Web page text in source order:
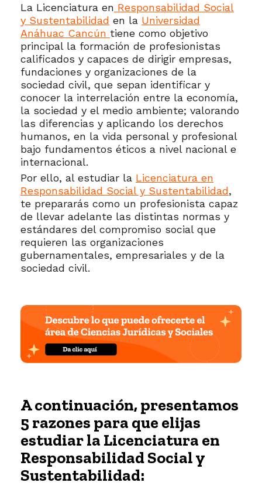
La Licenciatura en Responsabilidad Social
y Sustentabilidad en la Universidad
Anáhuac Cancún tiene como objetivo
principal la formación de profesionistas
calificados y capaces de dirigir empresas,
fundaciones y organizaciones de la
sociedad civil, que sepan identificar y
conocer la interrelación entre la economía,
la sociedad y el medio ambiente; valorando
las diferencias y aplicando los derechos
humanos, en la vida personal y profesional
bajo fundamentos éticos a nivel nacional e
internacional.
Por ello, al estudiar la Licenciatura en
Responsabilidad Social y Sustentabilidad,
te prepararás como un profesionista capaz
de llevar adelante las distintas normas y
estándares del compromiso social que
requieren las organizaciones
gubernamentales, empresariales y de la
sociedad civil.
A continuación, presentamos
5 razones para que elijas
estudiar la Licenciatura en
Responsabilidad Social y
Sustentabilidad: